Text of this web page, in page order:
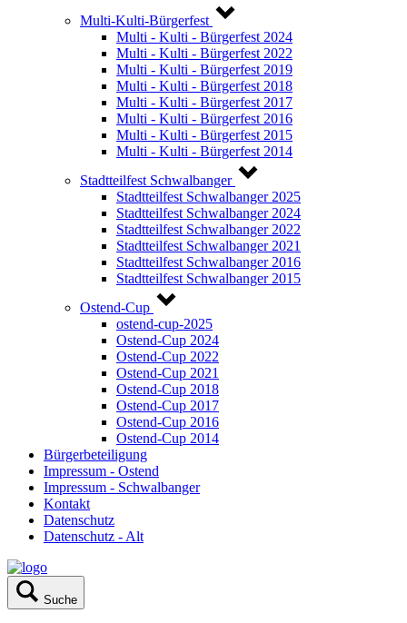
Multi-Kulti-Bürgerfest
Multi - Kulti - Bürgerfest 2024
Multi - Kulti - Bürgerfest 2022
Multi - Kulti - Bürgerfest 2019
Multi - Kulti - Bürgerfest 2018
Multi - Kulti - Bürgerfest 2017
Multi - Kulti - Bürgerfest 2016
Multi - Kulti - Bürgerfest 2015
Multi - Kulti - Bürgerfest 2014
Stadtteilfest Schwalbanger
Stadtteilfest Schwalbanger 2025
Stadtteilfest Schwalbanger 2024
Stadtteilfest Schwalbanger 2022
Stadtteilfest Schwalbanger 2021
Stadtteilfest Schwalbanger 2016
Stadtteilfest Schwalbanger 2015
Ostend-Cup
ostend-cup-2025
Ostend-Cup 2024
Ostend-Cup 2022
Ostend-Cup 2021
Ostend-Cup 2018
Ostend-Cup 2017
Ostend-Cup 2016
Ostend-Cup 2014
Bürgerbeteiligung
Impressum - Ostend
Impressum - Schwalbanger
Kontakt
Datenschutz
Datenschutz - Alt
Suche